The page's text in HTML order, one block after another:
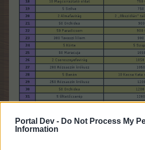
Portal Dev - Do Not Process My
Information